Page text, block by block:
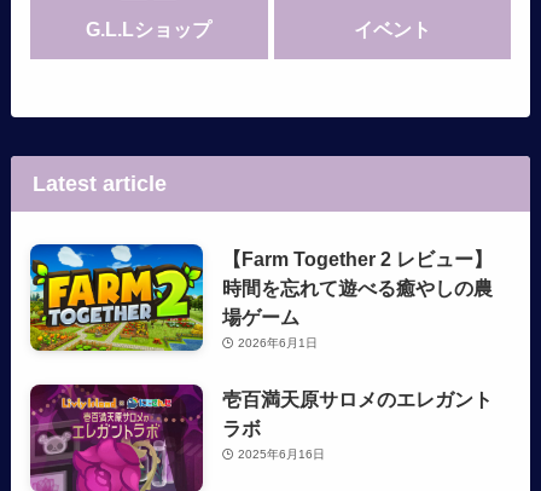
G.L.Lショップ イベント
Latest article
【Farm Together 2 レビュー】
時間を忘れて遊べる癒やしの農
場ゲーム
2026年6月1日
壱百満天原サロメのエレガント
ラボ
2025年6月16日